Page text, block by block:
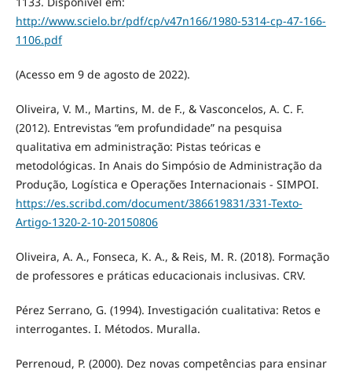
http://www.scielo.br/pdf/cp/v47n166/1980-5314-cp-47-166-
1106.pdf
(Acesso em 9 de agosto de 2022).
Oliveira, V. M., Martins, M. de F., & Vasconcelos, A. C. F.
(2012). Entrevistas “em profundidade” na pesquisa
qualitativa em administração: Pistas teóricas e
metodológicas. In Anais do Simpósio de Administração da
Produção, Logística e Operações Internacionais - SIMPOI.
https://es.scribd.com/document/386619831/331-Texto-
Artigo-1320-2-10-20150806
Oliveira, A. A., Fonseca, K. A., & Reis, M. R. (2018). Formação
de professores e práticas educacionais inclusivas. CRV.
Pérez Serrano, G. (1994). Investigación cualitativa: Retos e
interrogantes. I. Métodos. Muralla.
Perrenoud, P. (2000). Dez novas competências para ensinar